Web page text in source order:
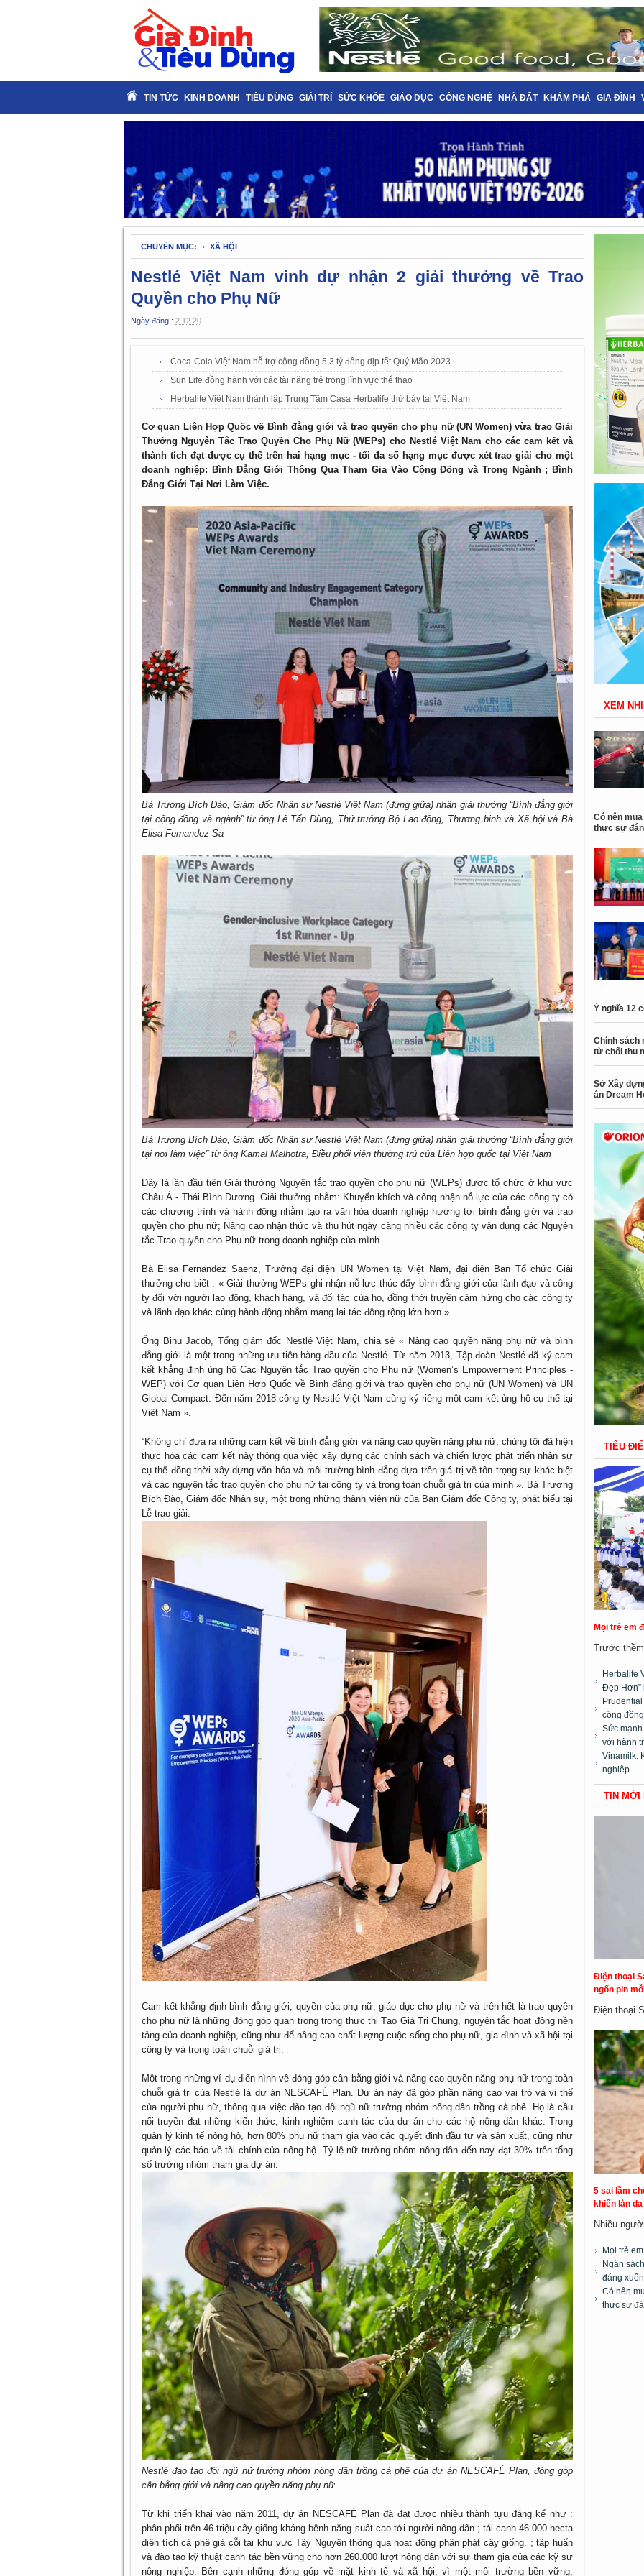
TIN TỨC KINH DOANH TIÊU DÙNG GIẢI TRÍ SỨC KHỎE GIÁO DỤC CÔNG NGHỆ NHÀ ĐẤT KHÁM PHÁ GIA ĐÌNH
CHUYÊN MỤC: XÃ HỘI
Nestlé Việt Nam vinh dự nhận 2 giải thưởng về Trao
Quyền cho Phụ Nữ
Ngày đăng : 2.12.20
Coca-Cola Việt Nam hỗ trợ cộng đồng 5,3 tỷ đồng dịp tết Quý Mão 2023
Sun Life đồng hành với các tài năng trẻ trong lĩnh vực thể thao
Herbalife Việt Nam thành lập Trung Tâm Casa Herbalife thứ bảy tại Việt Nam
Cơ quan Liên Hợp Quốc về Bình đẳng giới và trao quyền cho phụ nữ (UN Women) vừa trao Giải
Thưởng Nguyên Tắc Trao Quyền Cho Phụ Nữ (WEPs) cho Nestlé Việt Nam cho các cam kết và
thành tích đạt được cụ thể trên hai hạng mục - tối đa số hạng mục được xét trao giải cho một
doanh nghiệp: Bình Đẳng Giới Thông Qua Tham Gia Vào Cộng Đồng và Trong Ngành ; Bình
Đẳng Giới Tại Nơi Làm Việc.
Bà Trương Bích Đào, Giám đốc Nhân sự Nestlé Việt Nam (đứng giữa) nhận giải thưởng “Bình đẳng giới
tại cộng đồng và ngành” từ ông Lê Tấn Dũng, Thứ trưởng Bộ Lao động, Thương binh và Xã hội và Bà
Elisa Fernandez Sa
Bà Trương Bích Đào, Giám đốc Nhân sự Nestlé Việt Nam (đứng giữa) nhận giải thưởng “Bình đẳng giới
tại nơi làm việc” từ ông Kamal Malhotra, Điều phối viên thường trú của Liên hợp quốc tại Việt Nam
Đây là lần đầu tiên Giải thưởng Nguyên tắc trao quyền cho phụ nữ (WEPs) được tổ chức ở khu vực
Châu Á - Thái Bình Dương. Giải thưởng nhằm: Khuyến khích và công nhận nỗ lực của các công ty có
các chương trình và hành động nhằm tạo ra văn hóa doanh nghiệp hướng tới bình đẳng giới và trao
quyền cho phụ nữ; Nâng cao nhận thức và thu hút ngày càng nhiều các công ty vận dụng các Nguyên
tắc Trao quyền cho Phụ nữ trong doanh nghiệp của mình.
Bà Elisa Fernandez Saenz, Trưởng đại diện UN Women tại Việt Nam, đại diện Ban Tổ chức Giải
thưởng cho biết : « Giải thưởng WEPs ghi nhận nỗ lực thúc đẩy bình đẳng giới của lãnh đạo và công
ty đối với người lao động, khách hàng, và đối tác của họ, đồng thời truyền cảm hứng cho các công ty
và lãnh đạo khác cùng hành động nhằm mang lại tác động rộng lớn hơn ».
Ông Binu Jacob, Tổng giám đốc Nestlé Việt Nam, chia sẻ « Nâng cao quyền năng phụ nữ và bình
đẳng giới là một trong những ưu tiên hàng đầu của Nestlé. Từ năm 2013, Tập đoàn Nestlé đã ký cam
kết khẳng định ủng hộ Các Nguyên tắc Trao quyền cho Phụ nữ (Women’s Empowerment Principles -
WEP) với Cơ quan Liên Hợp Quốc về Bình đẳng giới và trao quyền cho phụ nữ (UN Women) và UN
Global Compact. Đến năm 2018 công ty Nestlé Việt Nam cũng ký riêng một cam kết ủng hộ cụ thể tại
Việt Nam ».
“Không chỉ đưa ra những cam kết về bình đẳng giới và nâng cao quyền năng phụ nữ, chúng tôi đã hiện
thực hóa các cam kết này thông qua việc xây dựng các chính sách và chiến lược phát triển nhân sự
cụ thể đồng thời xây dựng văn hóa và môi trường bình đẳng dựa trên giá trị về tôn trọng sự khác biệt
và các nguyên tắc trao quyền cho phụ nữ tại công ty và trong toàn chuỗi giá trị của mình ». Bà Trương
Bích Đào, Giám đốc Nhân sự, một trong những thành viên nữ của Ban Giám đốc Công ty, phát biểu tại
Lễ trao giải.
Cam kết khẳng định bình đẳng giới, quyền của phụ nữ, giáo dục cho phụ nữ và trên hết là trao quyền
cho phụ nữ là những đóng góp quan trọng trong thực thi Tạo Giá Trị Chung, nguyên tắc hoạt động nền
tảng của doanh nghiệp, cũng như để nâng cao chất lượng cuộc sống cho phụ nữ, gia đình và xã hội tại
công ty và trong toàn chuỗi giá trị.
Một trong những ví dụ điển hình về đóng góp cân bằng giới và nâng cao quyền năng phụ nữ trong toàn
chuỗi giá trị của Nestlé là dự án NESCAFÉ Plan. Dự án này đã góp phần nâng cao vai trò và vị thế
của người phụ nữ, thông qua việc đào tạo đội ngũ nữ trưởng nhóm nông dân trồng cà phê. Họ là cầu
nối truyền đạt những kiến thức, kinh nghiệm canh tác của dự án cho các hộ nông dân khác. Trong
quản lý kinh tế nông hộ, hơn 80% phụ nữ tham gia vào các quyết định đầu tư và sản xuất, cũng như
quản lý các báo về tài chính của nông hộ. Tỷ lệ nữ trưởng nhóm nông dân đến nay đạt 30% trên tổng
số trưởng nhóm tham gia dự án.
Nestlé đào tạo đội ngũ nữ trưởng nhóm nông dân trồng cà phê của dự án NESCAFÉ Plan, đóng góp
cân bằng giới và nâng cao quyền năng phụ nữ
Từ khi triển khai vào năm 2011, dự án NESCAFÉ Plan đã đạt được nhiều thành tựu đáng kể như :
phân phối trên 46 triệu cây giống kháng bệnh năng suất cao tới người nông dân ; tái canh 46.000 hecta
diện tích cà phê già cỗi tại khu vực Tây Nguyên thông qua hoạt động phân phát cây giống. ; tập huấn
và đào tạo kỹ thuật canh tác bền vững cho hơn 260.000 lượt nông dân với sự tham gia của các kỹ sư
nông nghiệp. Bên cạnh những đóng góp về mặt kinh tế và xã hội, vì một môi trường bền vững,
XEM
Có nên
thực sự
Ý nghĩa 12
Chính sách
từ chối thu
Sở Xây
án Dream
TIÊU
Mọi trẻ em
Trước
Herbalife
Đẹp Hơn”
cộng
Sức
với hành
Vinamilk:
nghiệp
TIN MỚI
Điện thoại
ngốn pin
Điện thoại
5 sai lầm
khiến làn
Nhiều
Mọi trẻ
Ngân
đáng
Có nên
thực sự